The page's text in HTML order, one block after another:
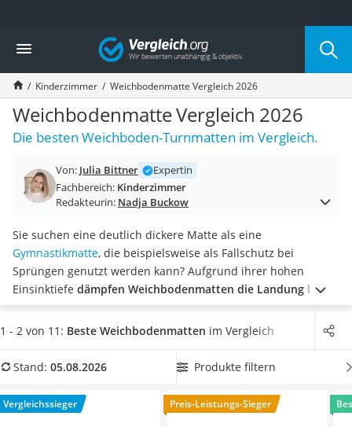
Die beliebtesten Vergleiche nach Kategorie
Kind & Baby
Babyphone mit 2 Kameras
Walkie-Talkie Kinder
Kindermatratzen
Babywippe
Rollschuhe für Kinder
Laufrad
Kinderschubkarre
Kinderuhr
Babyphone
Treppenschutzgitter
Kindersitz ab 4 Jahren
Kinderroller 3 Räder
Ferngesteuertes Auto
Kinderfahrradhelm
Kinder-Mikroskop
Ferngesteuerter Hubschrauber
Vergleich
Kinderzimmer Weichbodenmatte Vergleich 2026
Weichbodenmatte Vergleich 2026
Die besten Weichboden-Turnmatten im Vergleich.
Von: Julia Bittner
Expertin
Fachbereich: Kinderzimmer
Redakteurin: Nadja Buckow
Sie suchen eine deutlich dickere Matte als eine
Gymnastikmatte, die beispielsweise als Fallschutz bei
Sprüngen genutzt werden kann? Aufgrund ihrer hohen
Einsinktiefe dämpfen Weichbodenmatten die Landung bzw.
den Aufprall besonders gut abund eignen sich für
zahlreiche Sportarten.Verschiedene Online-Tests von
rutschfest sein sollte,
um die Sicherheit zu erhöhen.
ModellReivo Kombi-Weichbodenmatte* mit seinen
Eigenschaften.
1 - 2 von 11: Beste Weichbodenmatten im Vergleich
Stand: 05.08.2026 Produkte filtern
Vergleichssieger Preis-Leistungs-Sieger